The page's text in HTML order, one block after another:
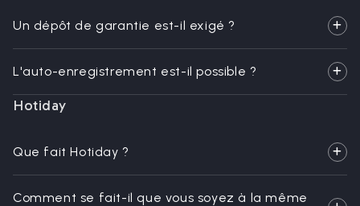
Un dépôt de garantie est-il exigé ?
L'auto-enregistrement est-il possible ?
Hotiday
Que fait Hotiday ?
Comment se fait-il que vous soyez à la même